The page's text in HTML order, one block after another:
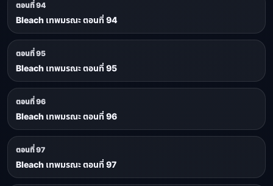
ตอนที่ 94
Bleach เทพมรณะ ตอนที่ 94
ตอนที่ 95
Bleach เทพมรณะ ตอนที่ 95
ตอนที่ 96
Bleach เทพมรณะ ตอนที่ 96
ตอนที่ 97
Bleach เทพมรณะ ตอนที่ 97